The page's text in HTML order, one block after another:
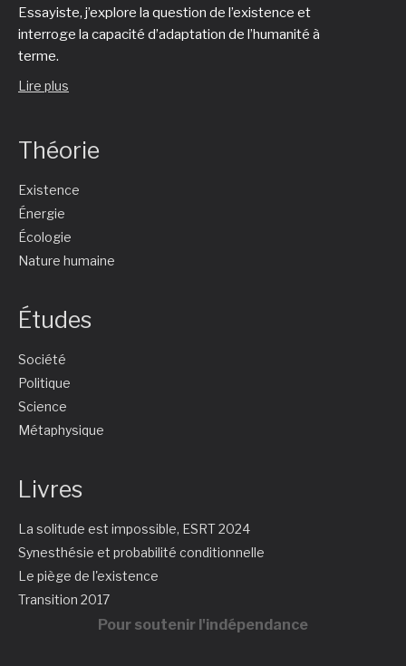
Essayiste, j’explore la question de l’existence et
interroge la capacité d’adaptation de l’humanité à
terme.
Lire plus
Théorie
Existence
Énergie
Écologie
Nature humaine
Études
Société
Politique
Science
Métaphysique
Livres
La solitude est impossible, ESRT 2024
Synesthésie et probabilité conditionnelle
Le piège de l'existence
Transition 2017
Pour soutenir l'indépendance